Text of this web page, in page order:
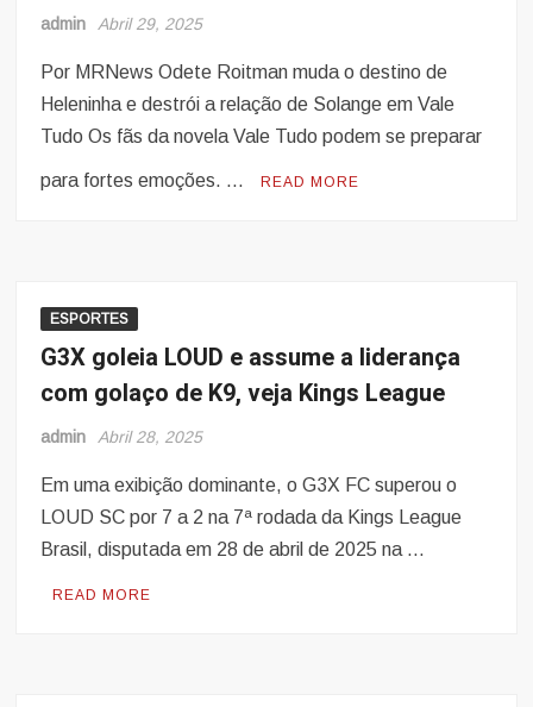
admin Abril 29, 2025
Por MRNews Odete Roitman muda o destino de
Heleninha e destrói a relação de Solange em Vale
Tudo Os fãs da novela Vale Tudo podem se preparar
para fortes emoções. … READ MORE
ESPORTES
G3X goleia LOUD e assume a liderança
com golaço de K9, veja Kings League
admin Abril 28, 2025
Em uma exibição dominante, o G3X FC superou o
LOUD SC por 7 a 2 na 7ª rodada da Kings League
Brasil, disputada em 28 de abril de 2025 na …
READ MORE